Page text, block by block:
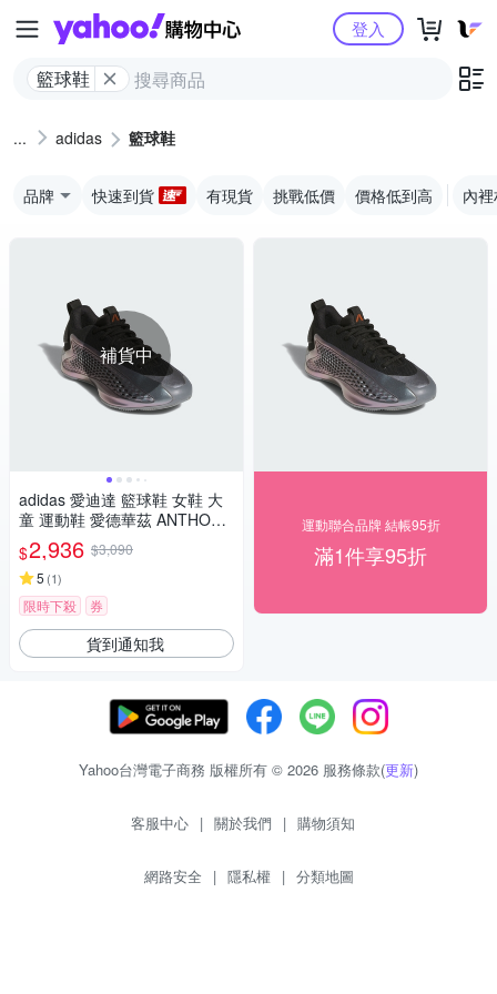
Yahoo購物中心
籃球鞋
登入
adidas 籃球鞋
品牌 快速到貨 有現貨 挑戰低價 價格低到高 內
補貨中
adidas 愛迪達 籃球鞋 女鞋 大
童 運動鞋 愛德華茲 ANTHONY
EDWARDS 1 J LOW 銀黑 JQ8
885
$2,936 $3,090
5 (1)
限時下殺 券
貨到通知我
運動聯合品牌 結帳95折
滿1件享95折
Yahoo台灣電子商務 版權所有 © 2026 服務條款(更新)
客服中心 | 關於我們 | 購物須知
網路安全 | 隱私權 | 分類地圖